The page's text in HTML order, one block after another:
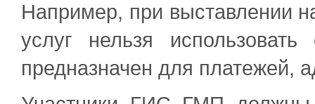
Например, при выставлении
услуг нельзя
предназначен для платежей,